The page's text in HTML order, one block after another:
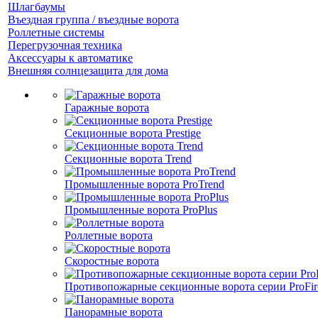
Шлагбаумы
Въездная группа / въездные ворота
Роллетные системы
Перегрузочная техника
Аксессуары к автоматике
Внешняя солнцезащита для дома
Гаражные ворота
Секционные ворота Prestige
Секционные ворота Trend
Промышленные ворота ProTrend
Промышленные ворота ProPlus
Роллетные ворота
Скоростные ворота
Противопожарные секционные ворота серии
Панорамные ворота